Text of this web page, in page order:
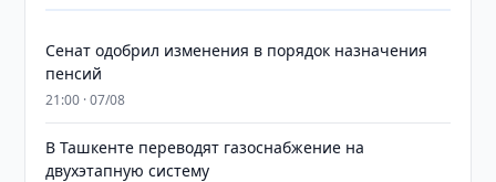
Сенат одобрил изменения в порядок назначения
пенсий
21:00 · 07/08
В Ташкенте переводят газоснабжение на
двухэтапную систему